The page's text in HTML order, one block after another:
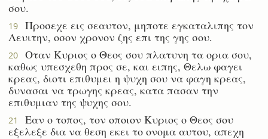
σου.
19
Προσεχε εις σεαυτον, μηποτε εγκαταλιπης τον
Λευιτην, οσον χρονον ζης επι της γης σου.
20
Οταν Κυριος ο Θεος σου πλατυνη τα ορια σου,
καθως υπεσχεθη προς σε, και ειπης, Θελω φαγει
κρεας, διοτι επιθυμει η ψυχη σου να φαγη κρεας,
δυνασαι να τρωγης κρεας, κατα πασαν την
επιθυμιαν της ψυχης σου.
21
Εαν ο τοπος, τον οποιον Κυριος ο Θεος σου
εξελεξε δια να θεση εκει το ονομα αυτου, απεχη